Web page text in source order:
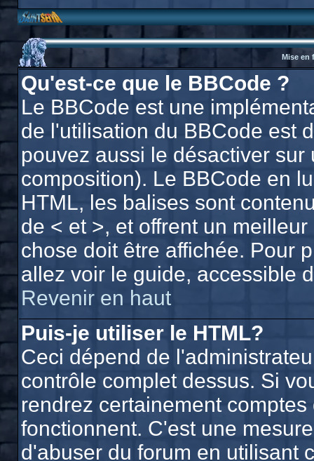
Mise en
Qu'est-ce que le BBCode ?
Le BBCode est une
de l'utilisation du BBCode est
pouvez aussi le désactiver
composition). Le BBCode en
HTML, les balises sont
de < et >, et offrent un
chose doit être affichée. Pour
allez voir le guide, accessible
Revenir en haut
Puis-je utiliser le HTML?
Ceci dépend de
contrôle complet dessus. Si
rendrez certainement
fonctionnent. C'est une
d'abuser du forum en utilisant